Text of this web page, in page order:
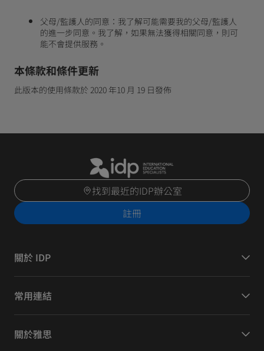
父母/監護人的同意：我了解可能需要我的父母/監護人
的進一步同意。我了解，如果無法獲得相關同意，則可
能不會提供服務。
本條款和條件更新
此版本的使用條款於 2020 年10 月 19 日發佈
找到最近的IDP辦公室
註冊
關於 IDP
常用連結
關於雅思